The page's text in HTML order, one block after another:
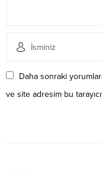
Daha sonraki
ve site adresim bu